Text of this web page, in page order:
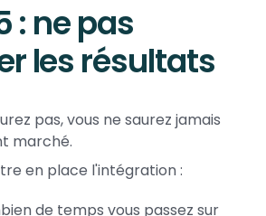
: ne pas
les résultats
pas, vous ne saurez jamais
marché.
en place l'intégration :
de temps vous passez sur